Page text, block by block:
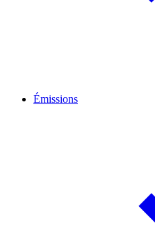
Émissions